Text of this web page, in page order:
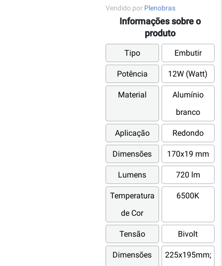
Vendido por Plenobras
Informações sobre o
produto
Tipo Embutir
Potência 12W (Watt)
Material
Alumínio
branco
Aplicação Redondo
Dimensões 170x19 mm
Lumens 720 lm
Temperatura
de Cor
6500K
Tensão Bivolt
Dimensões
225x195mm;